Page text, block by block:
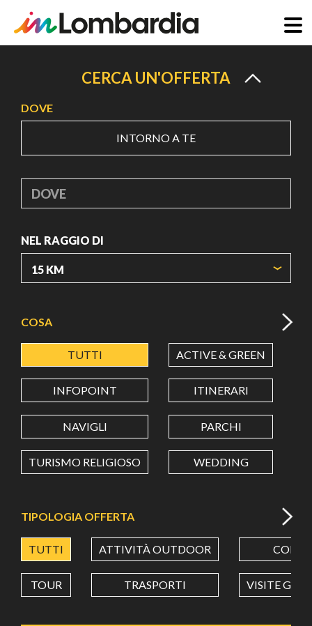
principale
CERCA UN'OFFERTA
DOVE
INTORNO A TE
DOVE
NEL RAGGIO DI
LATITUDINE
LONGITUDINE
Value in decimal degrees. Use dot (.) as decimal separator.
COSA
TUTTI ACTIVE & GREEN
INFOPOINT ITINERARI
NAVIGLI PARCHI
TURISMO RELIGIOSO WEDDING
TIPOLOGIA OFFERTA
TUTTI ATTIVITÀ OUTDOOR CORSI
TOUR TRASPORTI VISITE